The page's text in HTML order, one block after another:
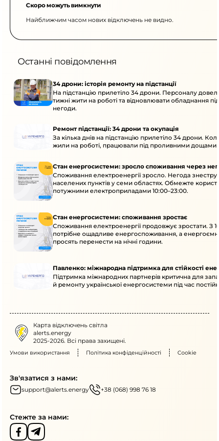
Скоро можуть вимкнути
Найближчим часом нових відключень не видно.
Останні повідомлення
34 дрони: історія ремонту на підстанції
На підстанцію прилетіло 34 дрони. Персоналу
тижні жити на роботі та відновлювати обладнання під
негоди.
Ремонт підстанції: 34 дрони та окупація
За кілька днів на підстанцію прилетіло 34 дрони.
жили на роботі, працювали під проливними дощами
Стан енергосистеми: зросло споживання через
Споживання електроенергії зросло. Негода
населених пунктів у семи областях. Обмежте
потужними електроприладами 10:00–23:00.
Стан енергосистеми: споживання зростає
Споживання електроенергії продовжує зростати. З
потрібне ощадливе енергоспоживання, а
просять перенести на нічні години.
Павленко: міжнародна підтримка для стійкості
Підтримка міжнародних партнерів критична для
й ремонту української енергосистеми під час
Карта відключень світла
alerts.energy
2025-2026. Всі права захищені.
Умови використання Політика конфіденційності Cookie
Зв'язатися з нами:
support@alerts.energy +38 (068) 998 76 18
Стежте за нами: